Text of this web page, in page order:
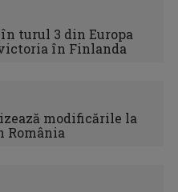
în turul 3 din Europa
în Finlanda
modificările la
România